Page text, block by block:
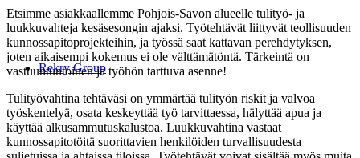
Rekry Group
Etsimme asiakkaallemme Pohjois-Savon alueelle tulityö- ja
luukkuvahteja kesäsesongin ajaksi. Työtehtävät liittyvät teollisuuden
kunnossapitoprojekteihin, ja työssä saat kattavan perehdytyksen,
joten aikaisempi kokemus ei ole välttämätöntä. Tärkeintä on
vastuuntuntoinen ja työhön tarttuva asenne!
Tulityövahtina tehtäväsi on ymmärtää tulityön riskit ja valvoa
työskentelyä, osata keskeyttää työ tarvittaessa, hälyttää apua ja
käyttää alkusammutuskalustoa. Luukkuvahtina vastaat
kunnossapitotöitä suorittavien henkilöiden turvallisuudesta